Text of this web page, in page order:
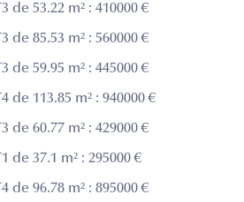
de 53.22 m² : 410000 €
de 85.53 m² : 560000 €
de 59.95 m² : 445000 €
de 113.85 m² : 940000 €
de 60.77 m² : 429000 €
de 37.1 m² : 295000 €
de 96.78 m² : 895000 €